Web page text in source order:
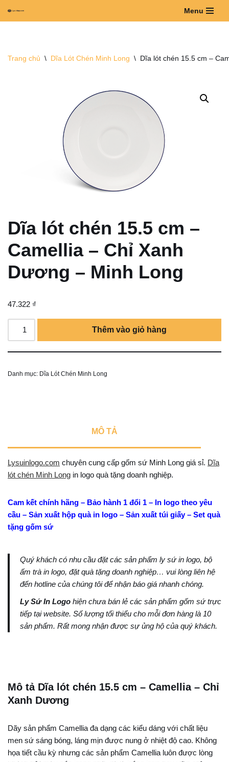
dung
Menu
Trang chủ \ Dĩa Lót Chén Minh Long \ Dĩa lót chén 15.5 cm –
Dĩa lót chén 15.5 cm –
Camellia – Chỉ Xanh
Dương – Minh Long
47.322 ₫
Thêm vào giỏ hàng
Danh mục: Dĩa Lót Chén Minh Long
MÔ TẢ
Lysuinlogo.com chuyên cung cấp gốm sứ Minh Long giá sỉ. Dĩa
lót chén Minh Long in logo quà tặng doanh nghiệp.
Cam kết chính hãng – Bảo hành 1 đổi 1 – In logo theo yêu
cầu – Sản xuất hộp quà in logo – Sản xuất túi giấy – Set quà
tặng gốm sứ
Quý khách có nhu cầu đặt các sản phẩm ly sứ in logo, bộ
ấm trà in logo, đặt quà tặng doanh nghiệp… vui lòng liên hệ
đến hotline của chúng tôi để nhận báo giá nhanh chóng.
Ly Sứ In Logo hiện chưa bán lẻ các sản phẩm gốm sứ trực
tiếp tại website. Số lượng tối thiểu cho mỗi đơn hàng là 10
sản phẩm. Rất mong nhận được sự ủng hộ của quý khách.
Mô tả Dĩa lót chén 15.5 cm – Camellia – Chỉ
Xanh Dương
Dãy sản phẩm Camellia đa dạng các kiểu dáng với chất liệu
men sứ sáng bóng, láng mịn được nung ở nhiệt độ cao. Không
họa tiết cầu kỳ nhưng các sản phẩm Camellia luôn được lòng